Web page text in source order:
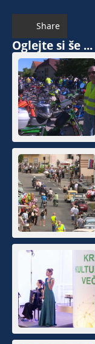
Share
Oglejte si še ...